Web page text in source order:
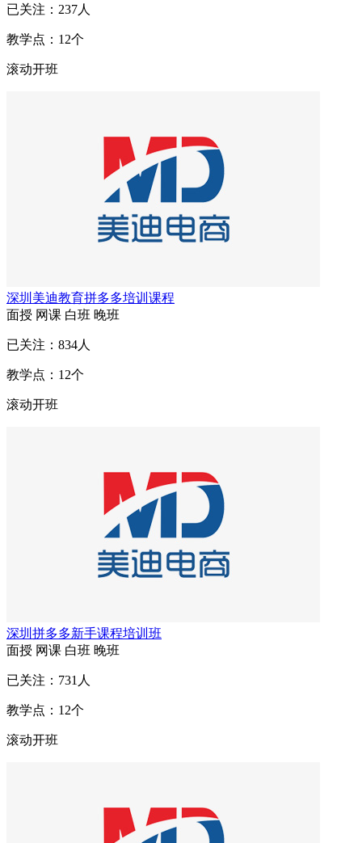
已关注： 237人
教学点： 12个
滚动开班
深圳美迪教育拼多多培训课程
面授 网课 白班 晚班
已关注： 834人
教学点： 12个
滚动开班
深圳拼多多新手课程培训班
面授 网课 白班 晚班
已关注： 731 人
教学点： 12个
滚动开班